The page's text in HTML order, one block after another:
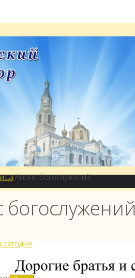
Анонс богослужений
богослужений